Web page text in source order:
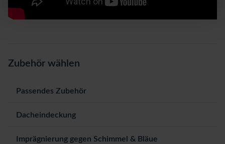
Zubehör wählen
Passendes Zubehör
Dacheindeckung
Imprägnierung gegen Schimmel & Bläue